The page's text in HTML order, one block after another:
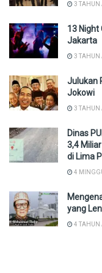
3 TAHUN
13 Night
Jakarta
3 TAHUN
Julukan
Jokowi
3 TAHUN
Dinas
3,4
di Lima
4
yang
4 TAHUN